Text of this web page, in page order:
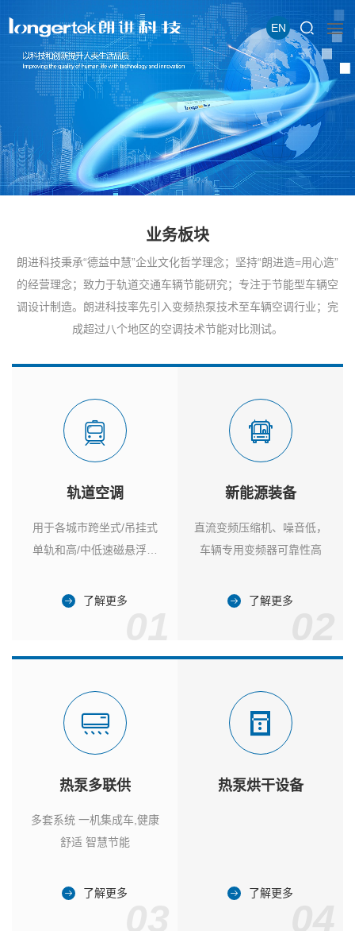
EN
业务板块
朗进科技秉承“德益中慧”企业文化哲学理念；坚持“朗进造=用心造”
的经营理念；致力于轨道交通车辆节能研究；专注于节能型车辆空
调设计制造。朗进科技率先引入变频热泵技术至车辆空调行业；完
成超过八个地区的空调技术节能对比测试。
轨道空调
用于各城市跨坐式/吊挂式
单轨和高/中低速磁悬浮列
了解更多
新能源装备
直流变频压缩机、噪音低，
车辆专用变频器可靠性高
了解更多
热泵多联供
多套系统 一机集成车,健康
舒适 智慧节能
了解更多
热泵烘干设备
了解更多